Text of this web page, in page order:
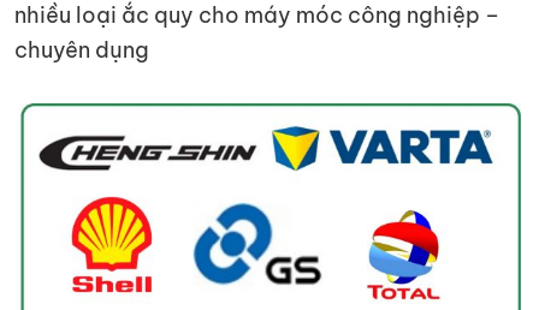
nhiều loại ắc quy cho máy móc công nghiệp –
chuyên dụng